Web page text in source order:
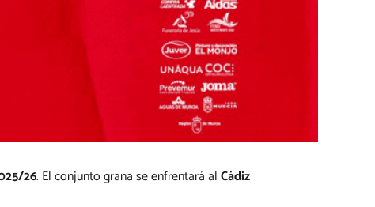
26. El conjunto grana se enfrentará alCádiz